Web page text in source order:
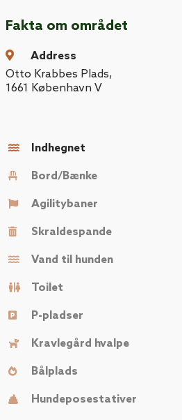
Fakta om området
Address
Otto Krabbes Plads,
1661 København V
Indhegnet
Bord/Bænke
Agilitybaner
Skraldespande
Vand til hunden
Toilet
P-pladser
Kravlegård hvalpe
Bålplads
Hundeposestativer